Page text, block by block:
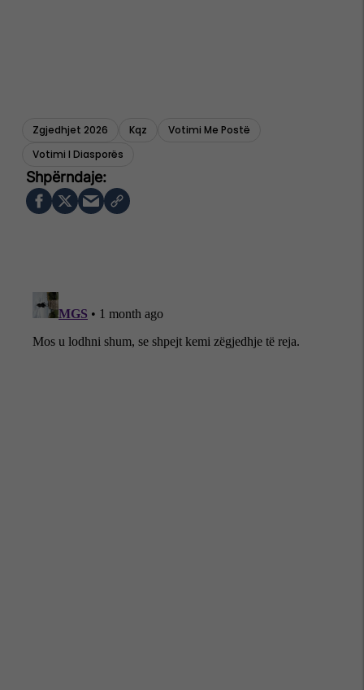
Zgjedhjet 2026 Kqz
Votimi Me Postë
Votimi I Diasporës